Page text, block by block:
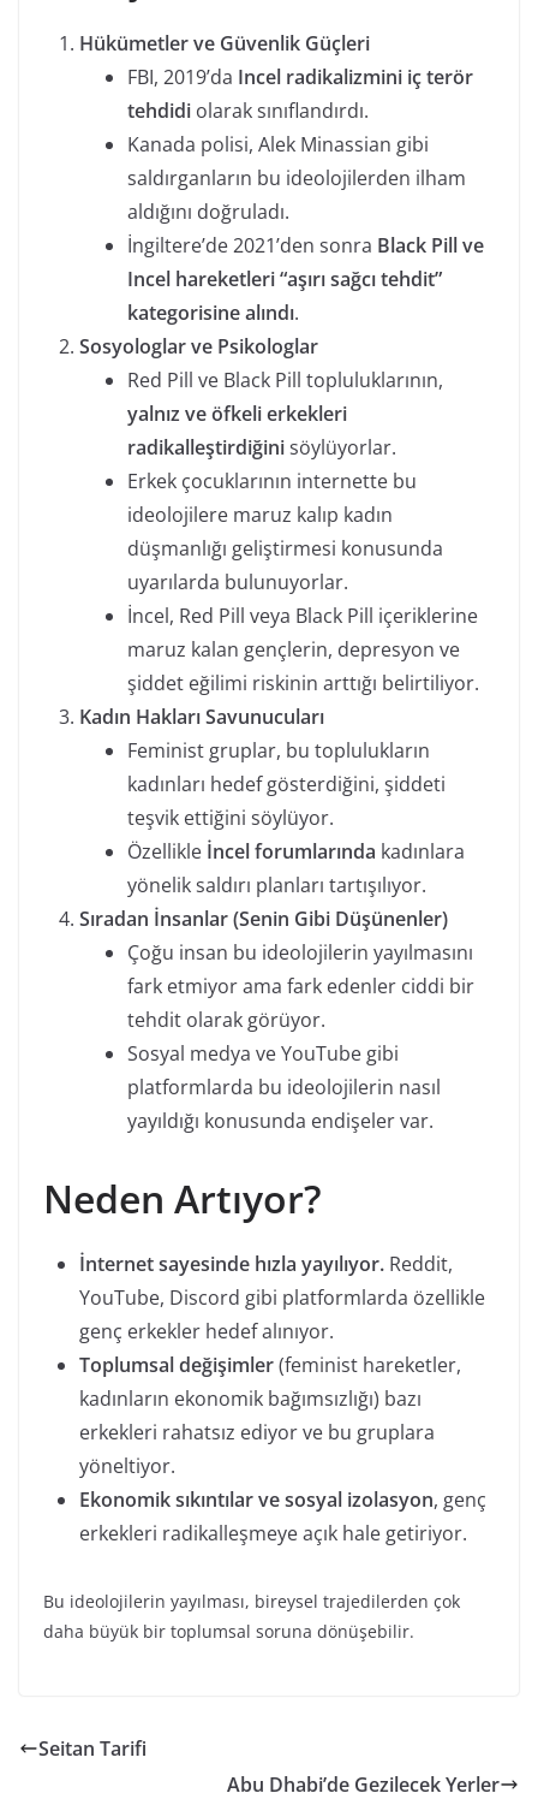
Hükümetler ve Güvenlik Güçleri
FBI, 2019’da Incel radikalizmini iç terör
tehdidi olarak sınıflandırdı.
Kanada polisi, Alek Minassian gibi
saldırganların bu ideolojilerden ilham
aldığını doğruladı.
İngiltere’de 2021’den sonra Black Pill ve
Incel hareketleri “aşırı sağcı tehdit”
kategorisine alındı.
Sosyologlar ve Psikologlar
Red Pill ve Black Pill topluluklarının,
yalnız ve öfkeli erkekleri
radikalleştirdiğinisöylüyorlar.
Erkek çocuklarının internette bu
ideolojilere maruz kalıp kadın
düşmanlığı geliştirmesi konusunda
uyarılarda bulunuyorlar.
İncel, Red Pill veya Black Pill içeriklerine
maruz kalan gençlerin, depresyon ve
şiddet eğilimi riskinin arttığı belirtiliyor.
Kadın Hakları Savunucuları
Feminist gruplar, bu toplulukların
kadınları hedef gösterdiğini, şiddeti
teşvik ettiğini söylüyor.
Özellikle İncel forumlarında kadınlara
yönelik saldırı planları tartışılıyor.
Sıradan İnsanlar (Senin Gibi Düşünenler)
Çoğu insan bu ideolojilerin yayılmasını
fark etmiyor ama fark edenler ciddi bir
tehdit olarak görüyor.
Sosyal medya ve YouTube gibi
platformlarda bu ideolojilerin nasıl
yayıldığı konusunda endişeler var.
Neden Artıyor?
İnternet sayesinde hızla yayılıyor. Reddit,
YouTube, Discord gibi platformlarda özellikle
genç erkekler hedef alınıyor.
Toplumsal değişimler(feminist hareketler,
kadınların ekonomik bağımsızlığı) bazı
erkekleri rahatsız ediyor ve bu gruplara
yöneltiyor.
Ekonomik sıkıntılar ve sosyal izolasyon, genç
erkekleri radikalleşmeye açık hale getiriyor.
Bu ideolojilerin yayılması, bireysel trajedilerden çok
daha büyük bir toplumsal soruna dönüşebilir.
Seitan Tarifi
Abu Dhabi’de Gezilecek Yerler